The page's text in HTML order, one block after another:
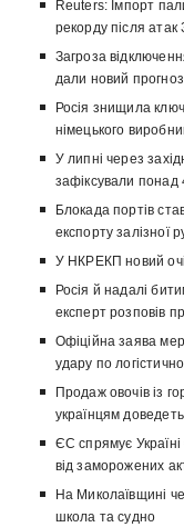
Reuters: Імпорт
рекорду після
Загроза
дали новий прогноз
Росія знищила
німецького
У липні через
зафіксували
Блокада портів
експорту залізної
У НКРЕКП новий
Росія й надалі
експерт розповів
Офіційна заява
удару по
Продаж овочів із
українцям
ЄС спрямує
від заморожених
На Миколаївщині
школа та судно